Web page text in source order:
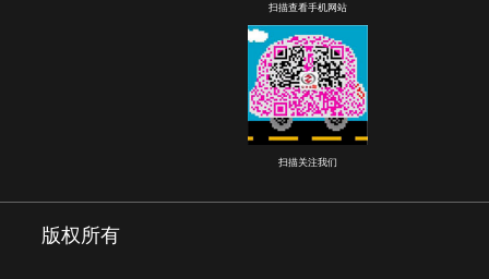
扫描查看手机网站
扫描关注我们
版权所有